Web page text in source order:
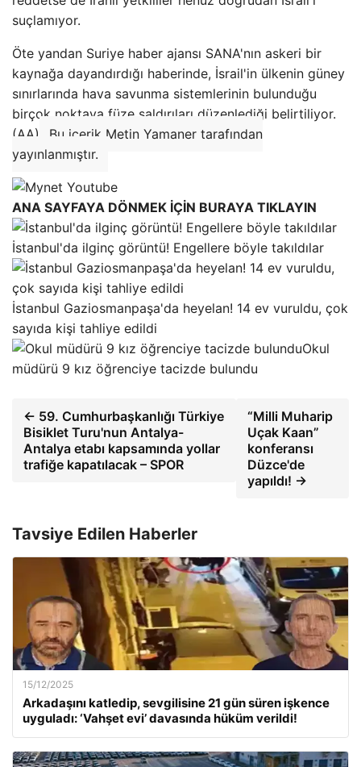
suçlamıyor.
Öte yandan Suriye haber ajansı SANA'nın askeri bir
kaynağa dayandırdığı haberinde, İsrail'in ülkenin güney
sınırlarında hava savunma sistemlerinin bulunduğu
birçok noktaya füze saldırıları düzenlediği belirtiliyor.
(AA)
Bu içerik Metin Yamaner tarafından
yayınlanmıştır.
ANA SAYFAYA DÖNMEK İÇİN BURAYA TIKLAYIN
İstanbul'da ilginç görüntü! Engellere böyle takıldılar
İstanbul Gaziosmanpaşa'da heyelan! 14 ev vuruldu, çok
sayıda kişi tahliye edildi
Okul
müdürü 9 kız öğrenciye tacizde bulundu
← 59. Cumhurbaşkanlığı Türkiye
Bisiklet Turu'nun Antalya-
Antalya etabı kapsamında yollar
trafiğe kapatılacak – SPOR
“Milli Muharip
Uçak Kaan”
konferansı
Düzce'de
yapıldı! →
Tavsiye Edilen Haberler
15/12/2025
Arkadaşını katledip, sevgilisine 21 gün süren işkence
uyguladı: ‘Vahşet evi’ davasında hüküm verildi!